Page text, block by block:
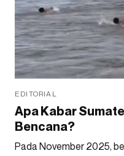
EDITORIAL
Apa Kabar
Bencana?
Pada November 2025,